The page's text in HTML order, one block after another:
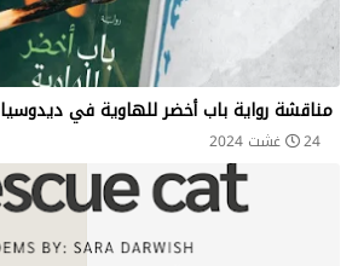
مناقشة رواية باب أخضر للهاوية في ديدوسيا
24 غشت 2024